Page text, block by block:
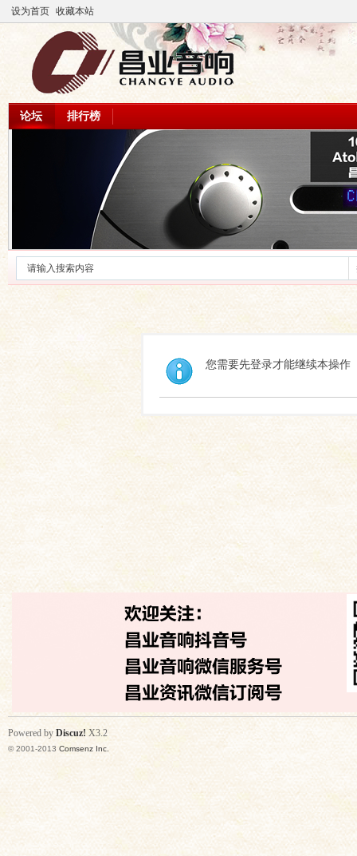
设为首页 收藏本站
论坛 排行榜
您需要先登录才能继续本操作
Powered by Discuz! X3.2
© 2001-2013 Comsenz Inc.